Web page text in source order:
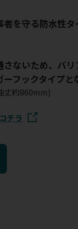
を守る防水性
さないため、バ
フックタイプと
丈約860mm)
コチラ